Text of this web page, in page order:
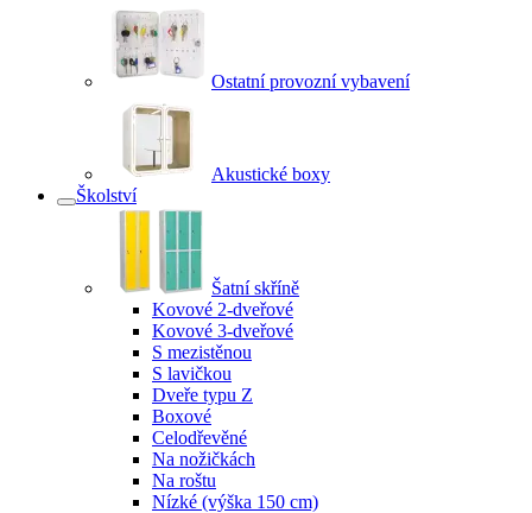
Ostatní provozní vybavení
Akustické boxy
Školství
Šatní skříně
Kovové 2-dveřové
Kovové 3-dveřové
S mezistěnou
S lavičkou
Dveře typu Z
Boxové
Celodřevěné
Na nožičkách
Na roštu
Nízké (výška 150 cm)